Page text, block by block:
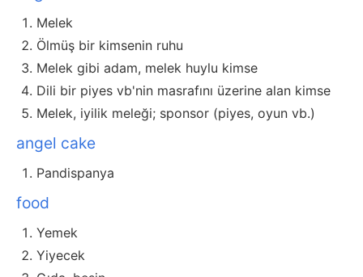
Melek
Ölmüş bir kimsenin ruhu
Melek gibi adam, melek huylu kimse
Dili bir piyes vb'nin masrafını üzerine alan kimse
Melek, iyilik meleği; sponsor (piyes, oyun vb.)
angel cake
Pandispanya
food
Yemek
Yiyecek